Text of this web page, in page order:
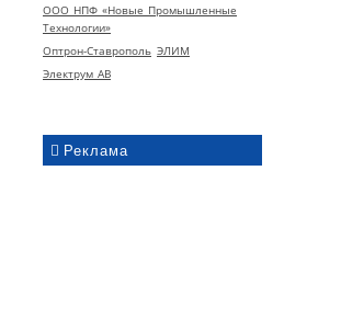
ООО НПФ «Новые Промышленные
Технологии»
Оптрон-Ставрополь ЭЛИМ
Электрум АВ
Реклама